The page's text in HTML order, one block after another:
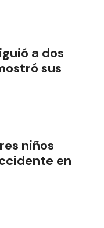
a dos
sus
niños
en